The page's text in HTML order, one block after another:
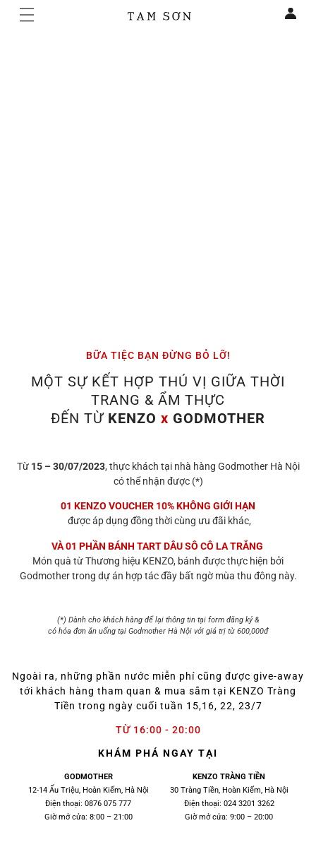
BỮA TIỆC BẠN ĐỪNG BỎ LỠ!
MỘT SỰ KẾT HỢP THÚ VỊ GIỮA THỜI
TRANG & ẨM THỰC
ĐẾN TỪ KENZO x GODMOTHER
Từ15 – 30/07/2023, thực khách tại nhà hàng Godmother Hà Nội
có thể nhận được (*)
01 KENZO VOUCHER 10% KHÔNG GIỚI HẠN
được áp dụng đồng thời cùng ưu đãi khác,
VÀ 01 PHẦN BÁNH TART DÂU SÔ CÔ LA TRẮNG
Món quà từ Thương hiệu KENZO, bánh được thực hiện bởi
Godmother trong dự án hợp tác đầy bất ngờ mùa thu đông này.
(*) Dành cho khách hàng để lại thông tin tại form đăng ký &
có hóa đơn ăn uống tại Godmother Hà Nội với giá trị từ 600,000đ
Ngoài ra, những phần nước miễn phí cũng được give-away
tới khách hàng tham quan & mua sắm tại KENZO Tràng
Tiền trong ngày cuối tuần 15,16, 22, 23/7
TỪ 16:00 - 20:00
KHÁM PHÁ NGAY TẠI
GODMOTHER
12-14 Ấu Triệu, Hoàn Kiếm, Hà Nội
Điện thoại: 0876 075 777
Giờ mở cửa: 8:00 – 21:00
KENZO TRÀNG TIỀN
30 Tràng Tiền, Hoàn Kiếm, Hà Nội
Điện thoại: 024 3201 3262
Giờ mở cửa: 9:00 – 20:00